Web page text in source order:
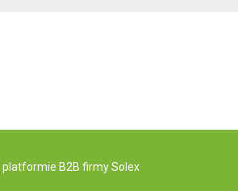
platformie B2B firmy Solex